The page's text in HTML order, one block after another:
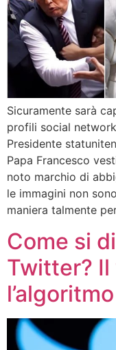
Sicuramente sarà
profili social
Presidente
Papa Francesco
noto marchio di
le immagini non
maniera talmente
Come si
Twitter? Il
l’algoritmo